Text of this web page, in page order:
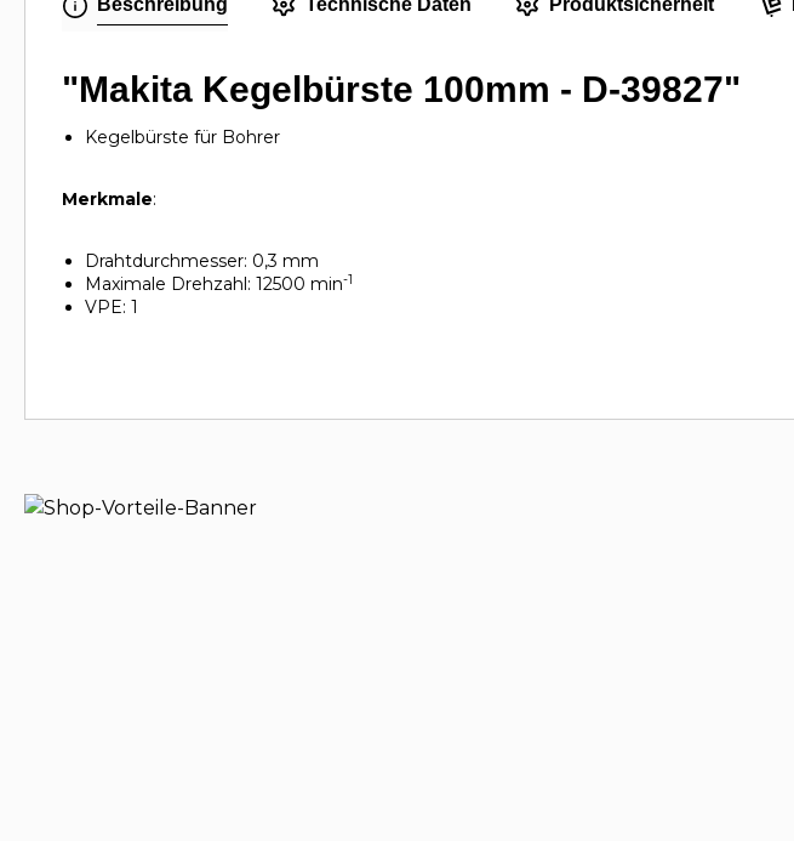
Beschreibung Technische Daten Produktsicherheit
"Makita Kegelbürste 100mm - D-39827"
Kegelbürste für Bohrer
Merkmale:
Drahtdurchmesser: 0,3 mm
Maximale Drehzahl: 12500 min-1
VPE: 1